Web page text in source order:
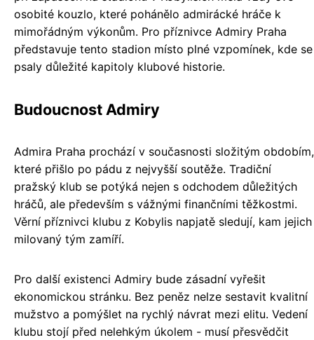
osobité kouzlo, které pohánělo admirácké hráče k
mimořádným výkonům. Pro příznivce Admiry Praha
představuje tento stadion místo plné vzpomínek, kde se
psaly důležité kapitoly klubové historie.
Budoucnost Admiry
Admira Praha prochází v současnosti složitým obdobím,
které přišlo po pádu z nejvyšší soutěže. Tradiční
pražský klub se potýká nejen s odchodem důležitých
hráčů, ale především s vážnými finančními těžkostmi.
Věrní příznivci klubu z Kobylis napjatě sledují, kam jejich
milovaný tým zamíří.
Pro další existenci Admiry bude zásadní vyřešit
ekonomickou stránku. Bez peněz nelze sestavit kvalitní
mužstvo a pomýšlet na rychlý návrat mezi elitu. Vedení
klubu stojí před nelehkým úkolem - musí přesvědčit